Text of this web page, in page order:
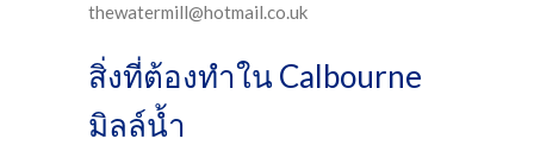
thewatermill@hotmail.co.uk
สิ่งที่ต้องทำใน Calbourne
มิลล์น้ำ